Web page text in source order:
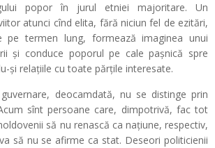
popor în jurul etniei majoritare. Un
atunci cînd elita, fără niciun fel de ezitări,
pe termen lung, formează imaginea unui
și conduce poporul pe cale pașnică spre
și relațiile cu toate părțile interesate.
deocamdată, nu se distinge prin
sînt persoane care, dimpotrivă, fac tot
să nu renască ca națiune, respectiv,
să nu se afirme ca stat. Deseori politicienii